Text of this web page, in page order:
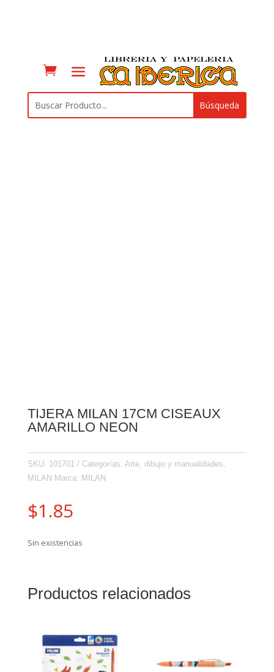
TIJERA MILAN 17CM CISEAUX
AMARILLO NEON
SKU: 101701 Categorías: Arte, dibujo y manualidades
MILAN Marca: MILAN
$1.85
Sin existencias
Productos relacionados